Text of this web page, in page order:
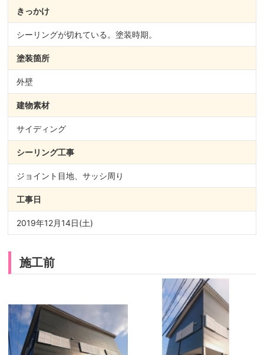
きっかけ
シーリングが切れている。塗装時期。
塗装箇所
外壁
建物素材
サイディング
シーリング工事
ジョイント目地、サッシ周り
工事日
2019年12月14日(土)
施工前